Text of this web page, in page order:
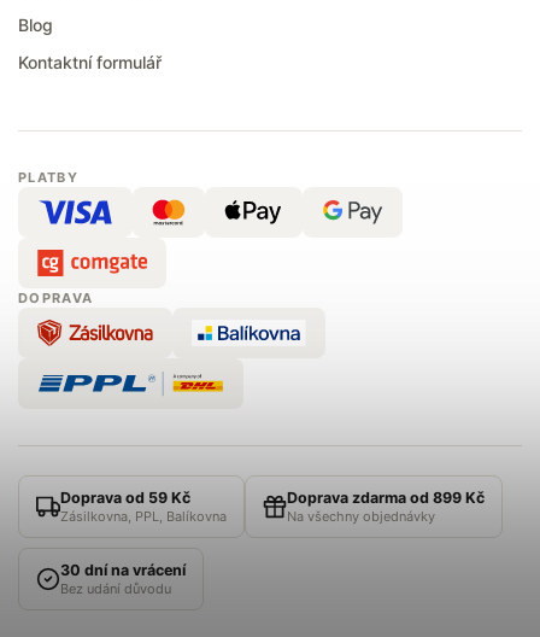
Blog
Kontaktní formulář
PLATBY
DOPRAVA
Doprava od 59 Kč
Zásilkovna, PPL, Balíkovna
Doprava zdarma od 899 Kč
Na všechny objednávky
30 dní na vrácení
Bez udání důvodu